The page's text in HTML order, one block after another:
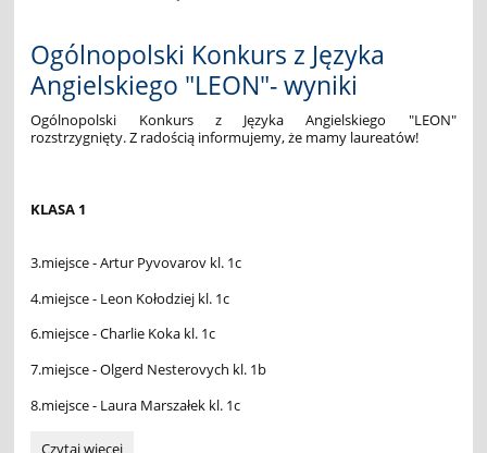
Ogólnopolski Konkurs z Języka
Angielskiego "LEON"- wyniki
Ogólnopolski Konkurs z Języka Angielskiego "LEON"
rozstrzygnięty. Z radością informujemy, że mamy laureatów!
KLASA 1
3.miejsce - Artur Pyvovarov kl. 1c
4.miejsce - Leon Kołodziej kl. 1c
6.miejsce - Charlie Koka kl. 1c
7.miejsce - Olgerd Nesterovych kl. 1b
8.miejsce - Laura Marszałek kl. 1c
Ogólnopolski
Czytaj więcej